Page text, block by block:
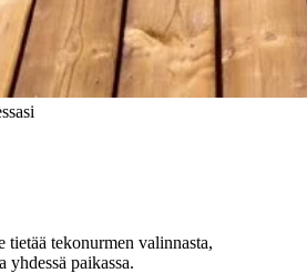
tekonurmen valinnasta,
yhdessä paikassa.